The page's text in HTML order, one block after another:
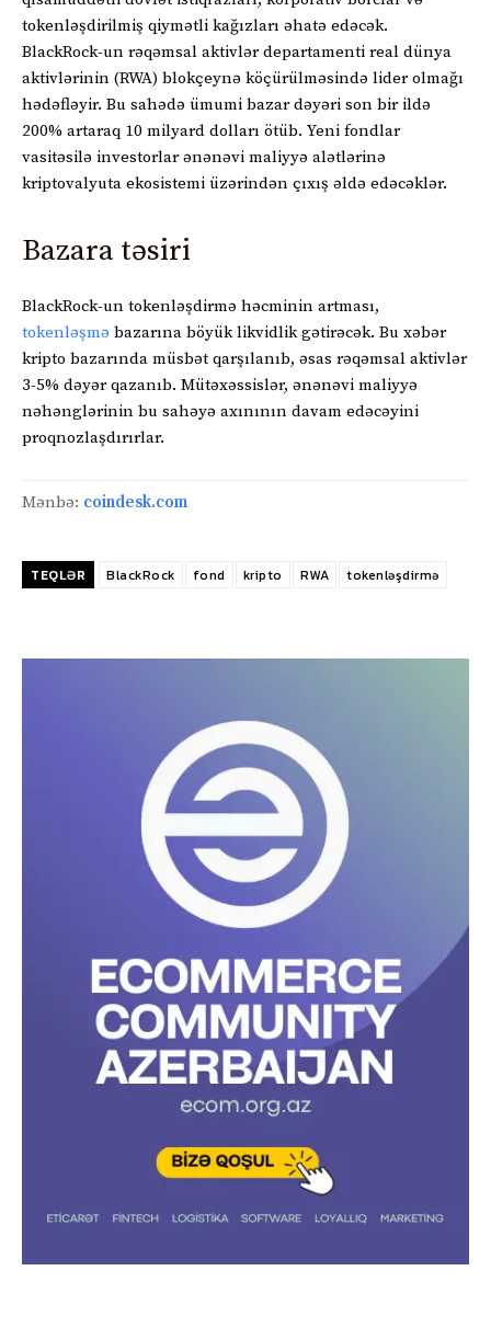
tokenləşdirilmiş qiymətli kağızları əhatə edəcək.
BlackRock-un rəqəmsal aktivlər departamenti real dünya
aktivlərinin (RWA) blokçeynə köçürülməsində lider olmağı
hədəfləyir. Bu sahədə ümumi bazar dəyəri son bir ildə
200% artaraq 10 milyard dolları ötüb. Yeni fondlar
vasitəsilə investorlar ənənəvi maliyyə alətlərinə
kriptovalyuta ekosistemi üzərindən çıxış əldə edəcəklər.
Bazara təsiri
BlackRock-un tokenləşdirmə həcminin artması,
tokenləşmə bazarına böyük likvidlik gətirəcək. Bu xəbər
kripto bazarında müsbət qarşılanıb, əsas rəqəmsal aktivlər
3-5% dəyər qazanıb. Mütəxəssislər, ənənəvi maliyyə
nəhənglərinin bu sahəyə axınının davam edəcəyini
proqnozlaşdırırlar.
Mənbə: coindesk.com
TEQLƏR BlackRock fond kripto RWA tokenləşdirmə